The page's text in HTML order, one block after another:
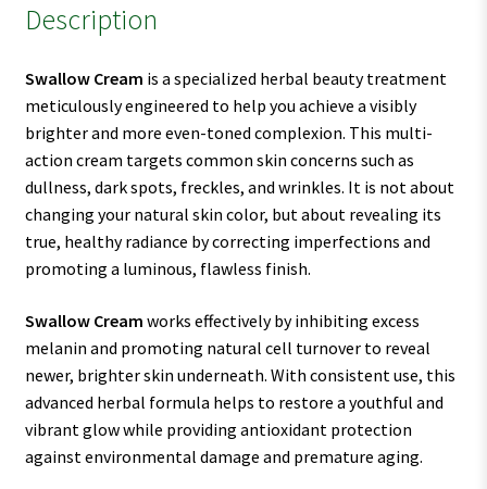
Description
Swallow Cream is a specialized herbal beauty treatment
meticulously engineered to help you achieve a visibly
brighter and more even-toned complexion. This multi-
action cream targets common skin concerns such as
dullness, dark spots, freckles, and wrinkles. It is not about
changing your natural skin color, but about revealing its
true, healthy radiance by correcting imperfections and
promoting a luminous, flawless finish.
Swallow Cream works effectively by inhibiting excess
melanin and promoting natural cell turnover to reveal
newer, brighter skin underneath. With consistent use, this
advanced herbal formula helps to restore a youthful and
vibrant glow while providing antioxidant protection
against environmental damage and premature aging.